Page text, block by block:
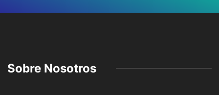
Sobre Nosotros